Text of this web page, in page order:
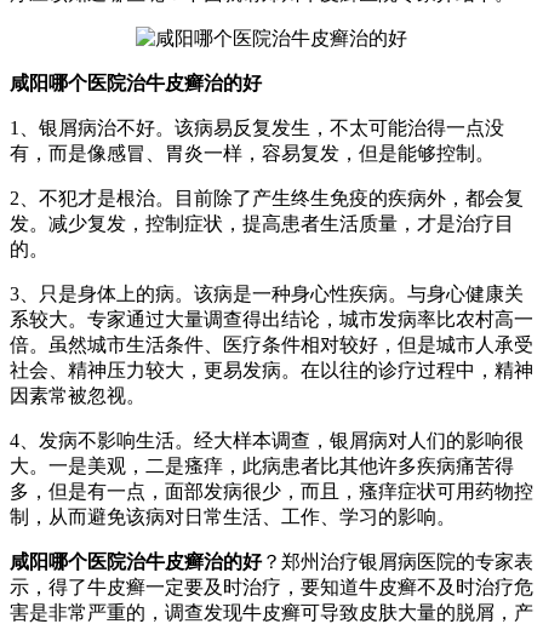
咸阳哪个医院治牛皮癣治的好
1、银屑病治不好。该病易反复发生，不太可能治得一点没
有，而是像感冒、胃炎一样，容易复发，但是能够控制。
2、不犯才是根治。目前除了产生终生免疫的疾病外，都会复
发。减少复发，控制症状，提高患者生活质量，才是治疗目
的。
3、只是身体上的病。该病是一种身心性疾病。与身心健康关
系较大。专家通过大量调查得出结论，城市发病率比农村高一
倍。虽然城市生活条件、医疗条件相对较好，但是城市人承受
社会、精神压力较大，更易发病。在以往的诊疗过程中，精神
因素常被忽视。
4、发病不影响生活。经大样本调查，银屑病对人们的影响很
大。一是美观，二是瘙痒，此病患者比其他许多疾病痛苦得
多，但是有一点，面部发病很少，而且，瘙痒症状可用药物控
制，从而避免该病对日常生活、工作、学习的影响。
咸阳哪个医院治牛皮癣治的好？郑州治疗银屑病医院的专家表
示，得了牛皮癣一定要及时治疗，要知道牛皮癣不及时治疗危
害是非常严重的，调查发现牛皮癣可导致皮肤大量的脱屑，产